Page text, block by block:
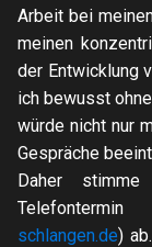
Arbeit bei
meinen
der Entwicklung
ich bewusst
würde nicht nur
Gespräche
Daher
schlangen.de)